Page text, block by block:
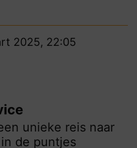
2025, 22:05
unieke reis naar
de puntjes